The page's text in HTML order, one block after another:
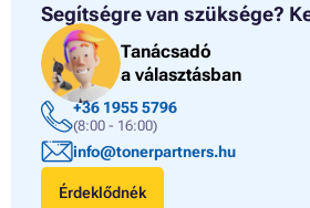
Segítségre van szüksége?
Tanácsadó
a választásban
+36 1955 5796
(8:00 - 16:00)
info@tonerpartners.hu
Érdeklődnék